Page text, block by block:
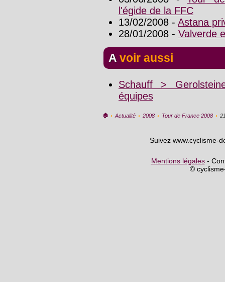
l'égide de la FFC
13/02/2008 - Astana
28/01/2008 - Valverde
A voir aussi
Schauff >
équipes
🏠︎ › Actualité › 2008 › Tour de France 2008 ›
Suivez www.cyclisme-
Mentions légales-
©